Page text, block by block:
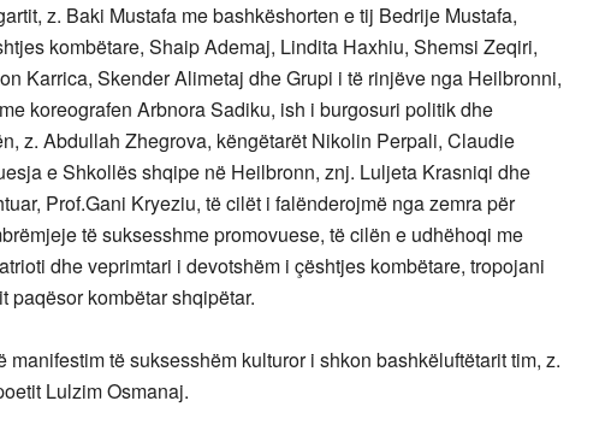
z. Baki Mustafa me bashkëshorten e tij Bedrije Mustafa,
kombëtare, Shaip Ademaj, Lindita Haxhiu, Shemsi Zeqiri,
Karrica, Skender Alimetaj dhe Grupi i të rinjëve nga Heilbronni,
koreografen Arbnora Sadiku, ish i burgosuri politik dhe
z. Abdullah Zhegrova, këngëtarët Nikolin Perpali, Claudie
e Shkollës shqipe në Heilbronn, znj. Luljeta Krasniqi dhe
Prof.Gani Kryeziu, të cilët i falënderojmë nga zemra për
të suksesshme promovuese, të cilën e udhëhoqi me
dhe veprimtari i devotshëm i çështjes kombëtare, tropojani
paqësor kombëtar shqipëtar.
të suksesshëm kulturor i shkon bashkëluftëtarit tim, z.
Lulzim Osmanaj.